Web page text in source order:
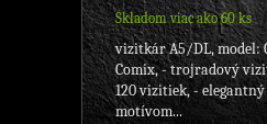
Skladom viac ako 60 ks
vizitkár A5/DL, model:
Comix, - trojradový
120 vizitiek, -
motívom...